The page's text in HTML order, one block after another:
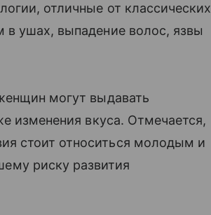
отличные от классических
в ушах, выпадение волос, язвы
могут выдавать
изменения вкуса. Отмечается,
стоит относиться молодым и
риску развития